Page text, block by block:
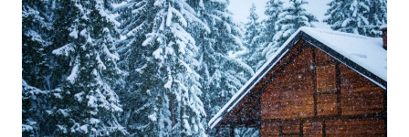
I
ATRAKCJE
NA
WEEKEND